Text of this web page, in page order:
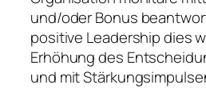
und/oder Bonus
positive Leadership dies
Erhöhung des
und mit